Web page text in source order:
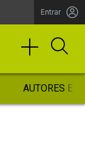
Entrar
AUTORES